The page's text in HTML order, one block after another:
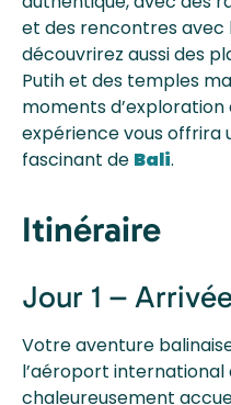
et des rencontres avec
découvrirez aussi des
Putih et des temples
moments
expérience vous offrira
fascinant de Bali.
Itinéraire
Jour 1 –
Votre aventure
l’aéroport international
chaleureusement